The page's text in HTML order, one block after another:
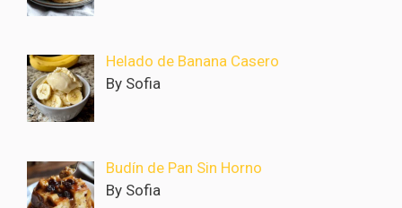
Helado de Banana Casero
By Sofia
Budín de Pan Sin Horno
By Sofia